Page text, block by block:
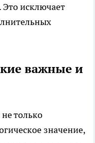
исключает
важные и
только
значение,